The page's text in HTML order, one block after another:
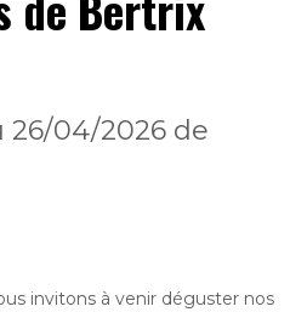
26/04/2026 de
invitons à venir déguster nos